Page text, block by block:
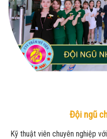
Đội ngũ
Kỹ thuật viên chuyên nghiệp